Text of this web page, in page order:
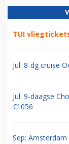
TUI
Jul: 8-dg cruise
Jul: 9-daagse
€1056
Sep: